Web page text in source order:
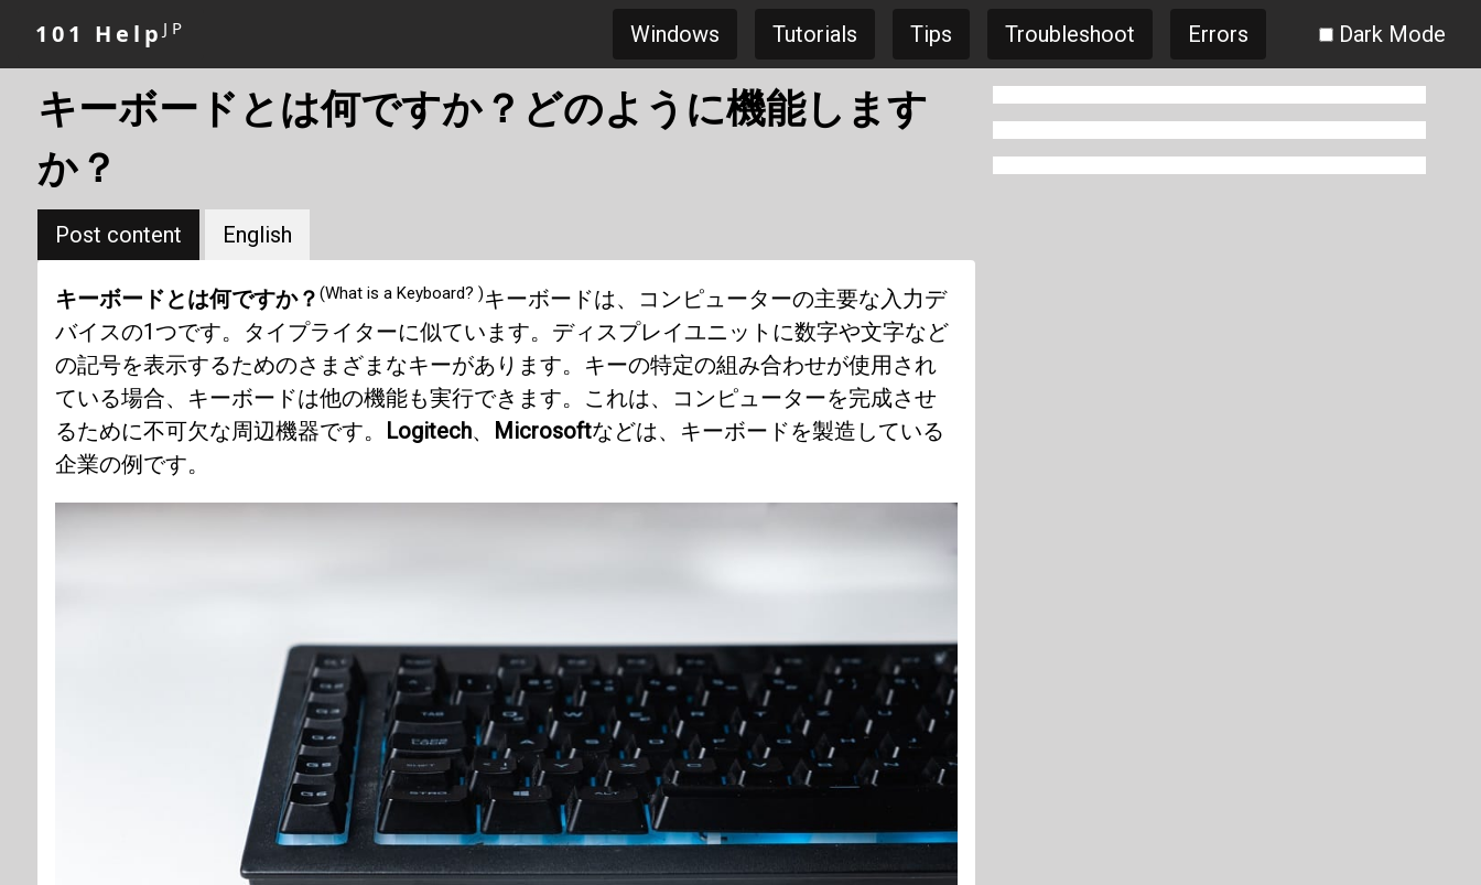
101 HelpJP Windows Tutorials Tips Troubleshoot Errors Dark Mode
キーボードとは何ですか？どのように機能します
か？
Post content English
キーボードとは何ですか？ (What is a Keyboard? )キーボードは、コンピューターの主要な入力デ
バイスの1つです。タイプライターに似ています。ディスプレイユニットに数字や文字など
の記号を表示するためのさまざまなキーがあります。キーの特定の組み合わせが使用され
ている場合、キーボードは他の機能も実行できます。これは、コンピューターを完成させ
るために不可欠な周辺機器です。
Logitech、 Microsoftなどは、キーボードを製造している
企業の例です。